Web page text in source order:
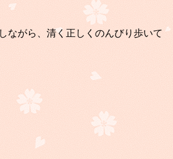
ながら、清く正しくのんびり歩いて